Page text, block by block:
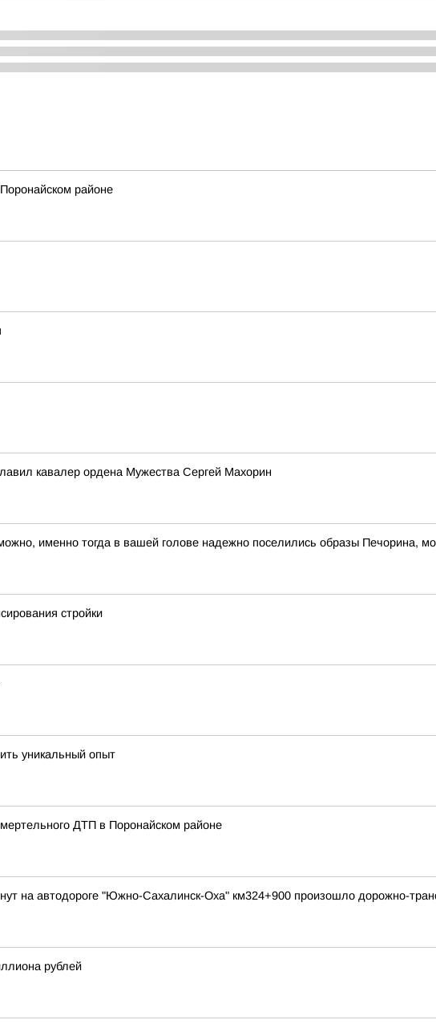
районе
кавалер ордена Мужества Сергей Махорин
именно тогда в вашей голове надежно поселились образы Печорина,
стройки
уникальный опыт
ДТП в Поронайском районе
на автодороге "Южно-Сахалинск-Оха" км324+900 произошло дорожно-
рублей